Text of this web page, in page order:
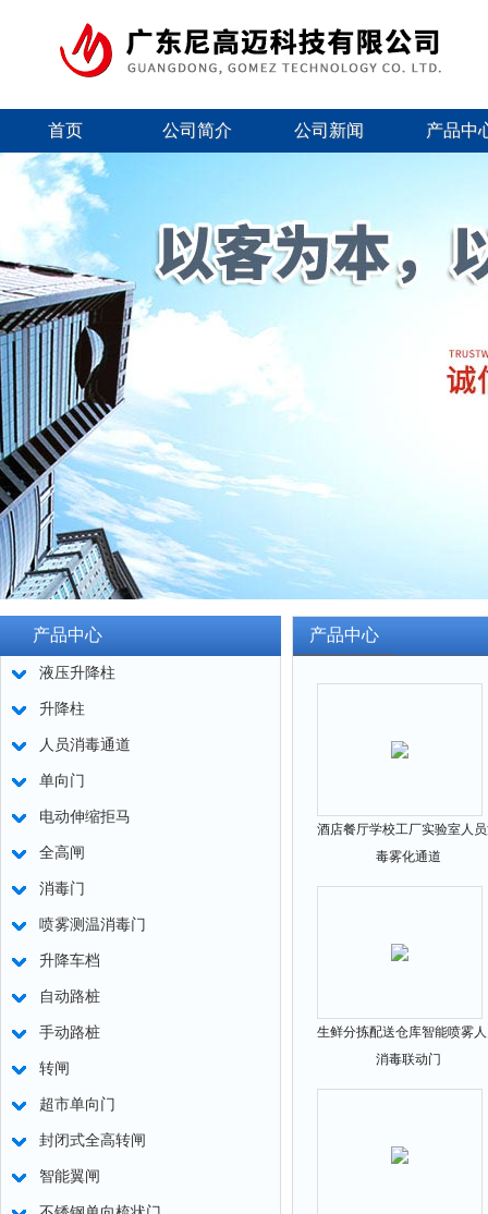
首页 公司简介 公司新闻 产品中
产品中心
液压升降柱
升降柱
人员消毒通道
单向门
电动伸缩拒马
全高闸
消毒门
喷雾测温消毒门
升降车档
自动路桩
手动路桩
转闸
超市单向门
封闭式全高转闸
智能翼闸
产品中心
酒店餐厅学校工厂实验室人
毒雾化通道
生鲜分拣配送仓库智能喷雾
消毒联动门